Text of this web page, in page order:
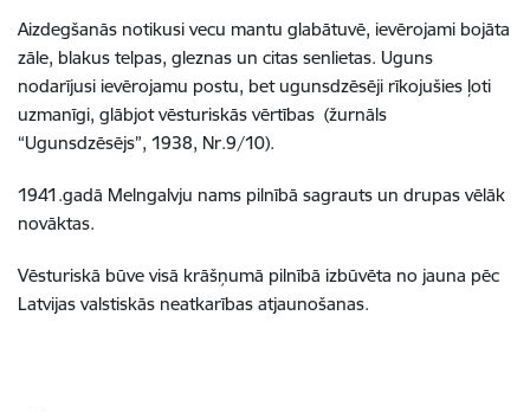
Aizdegšanās notikusi vecu mantu glabātuvē, ievērojami bojāta
zāle, blakus telpas, gleznas un citas senlietas. Uguns
nodarījusi ievērojamu postu, bet ugunsdzēsēji rīkojušies ļoti
uzmanīgi, glābjot vēsturiskās vērtības (žurnāls
“Ugunsdzēsējs”, 1938, Nr.9/10).
1941.gadā Melngalvju nams pilnībā sagrauts un drupas vēlāk
novāktas.
Vēsturiskā būve visā krāšņumā pilnībā izbūvēta no jauna pēc
Latvijas valstiskās neatkarības atjaunošanas.